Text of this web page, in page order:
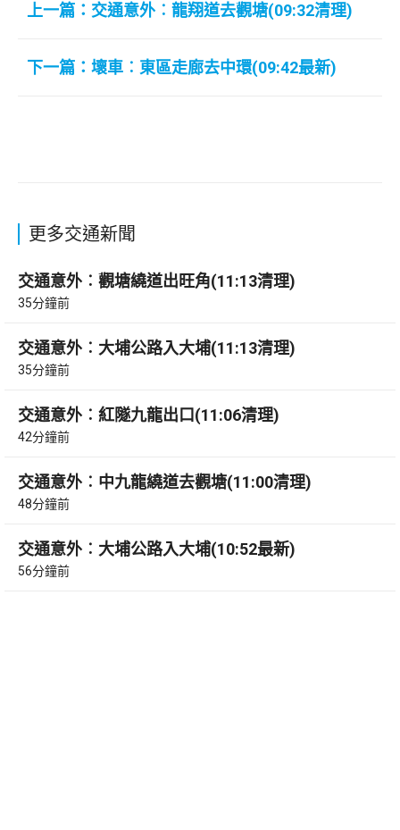
上一篇：交通意外︰龍翔道去觀塘(09:32清理)
下一篇：壞車︰東區走廊去中環(09:42最新)
更多交通新聞
交通意外︰觀塘繞道出旺角(11:13清理)
35分鐘前
交通意外︰大埔公路入大埔(11:13清理)
35分鐘前
交通意外︰紅隧九龍出口(11:06清理)
42分鐘前
交通意外︰中九龍繞道去觀塘(11:00清理)
48分鐘前
交通意外︰大埔公路入大埔(10:52最新)
56分鐘前